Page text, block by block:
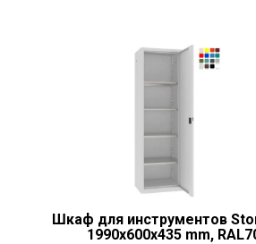
Шкаф для инструментов
1990x600x435 mm,